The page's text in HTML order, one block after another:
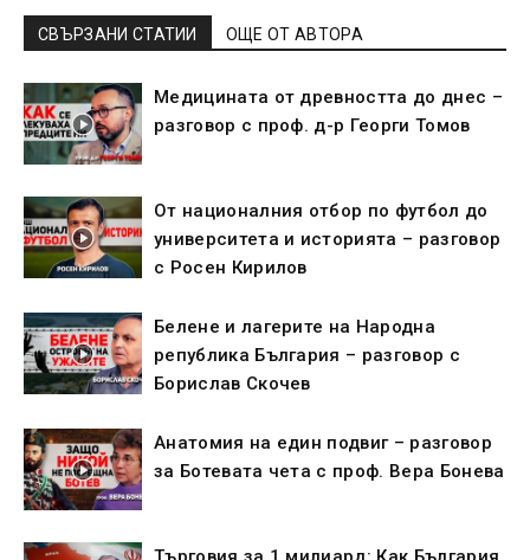
СВЪРЗАНИ СТАТИИ ОЩЕ ОТ АВТОРА
Медицината от древността до днес –
разговор с проф. д-р Георги Томов
От националния отбор по футбол до
университета и историята – разговор
с Росен Кирилов
Белене и лагерите на Народна
република България – разговор с
Борислав Скочев
Анатомия на един подвиг – разговор
за Ботевата чета с проф. Вера Бонева